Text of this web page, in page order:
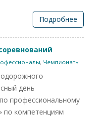
Подробнее
, Чемпионаты
день
профессиональному
по компетенциям